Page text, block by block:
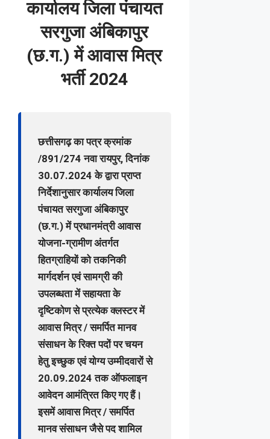
कार्यालय जिला पंचायत
सरगुजा अंबिकापुर
(छ.ग.) में आवास मित्र
भर्ती 2024
छत्तीसगढ़ का पत्र क्रमांक
/891/274 नवा रायपुर, दिनांक
30.07.2024 के द्वारा प्राप्त
निर्देशानुसार कार्यालय जिला
पंचायत सरगुजा अंबिकापुर
(छ.ग.) में प्रधानमंत्री आवास
योजना-ग्रामीण अंतर्गत
हितग्राहियों को तकनिकी
मार्गदर्शन एवं सामग्री की
उपलब्धता में सहायता के
दृष्टिकोण से प्रत्येक क्लस्टर में
आवास मित्र / समर्पित मानव
संसाधन के रिक्त पदों पर चयन
हेतु इच्छुक एवं योग्य उम्मीदवारों से
20.09.2024 तक ऑफलाइन
आवेदन आमंत्रित किए गए हैं।
इसमें आवास मित्र / समर्पित
मानव संसाधन जैसे पद शामिल